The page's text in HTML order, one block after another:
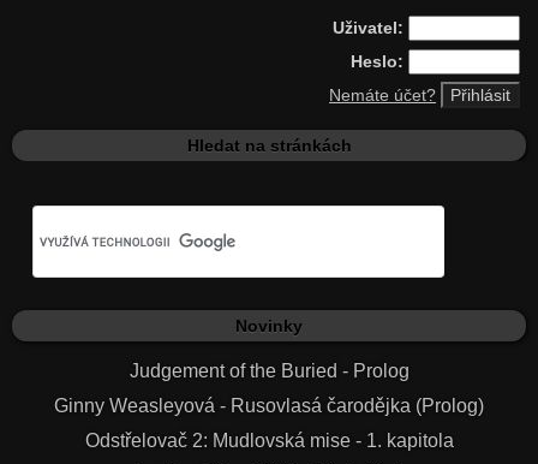
Uživatel:
Heslo:
Nemáte účet?
Hledat na stránkách
Novinky
Judgement of the Buried - Prolog
Ginny Weasleyová - Rusovlasá čarodějka (Prolog)
Odstřelovač 2: Mudlovská mise - 1. kapitola